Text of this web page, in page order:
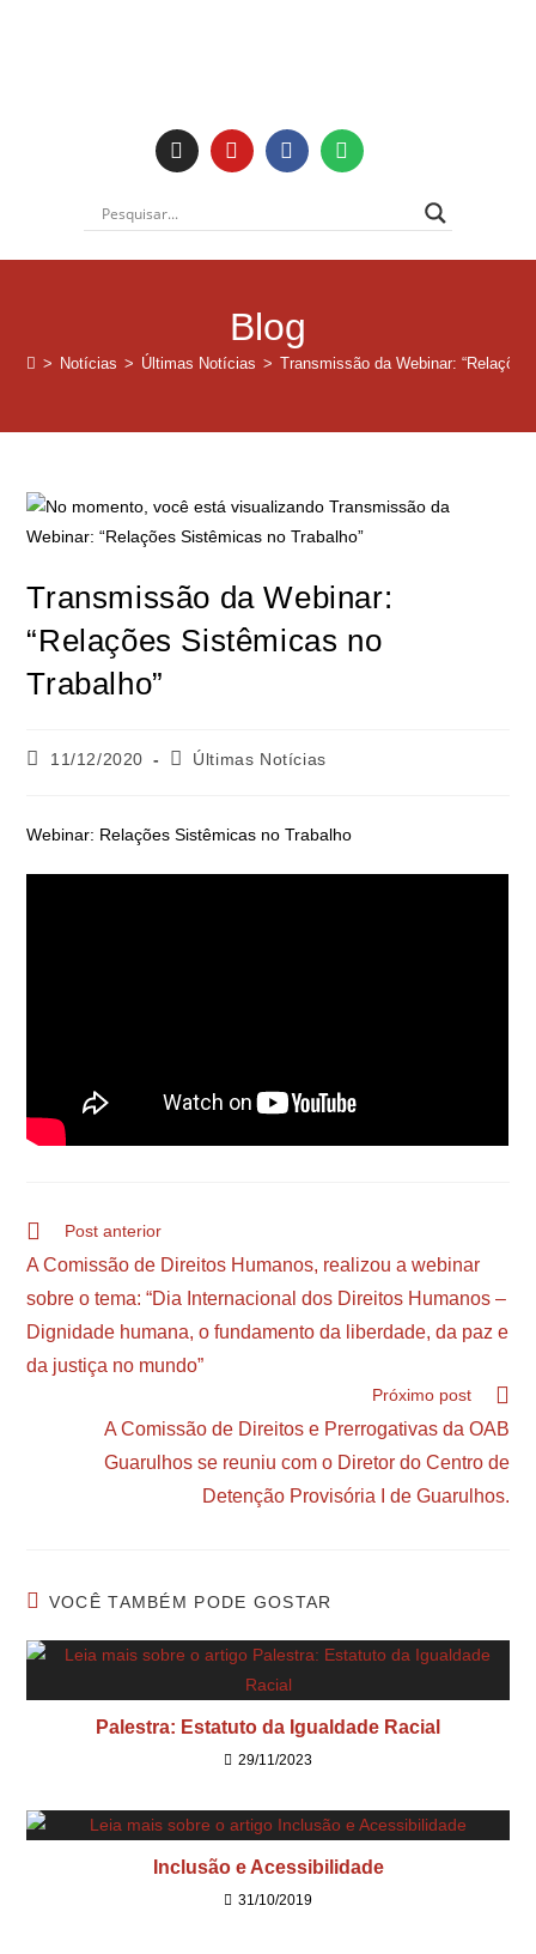
Blog
> Notícias > Últimas Notícias > Transmissão da Webinar:
Transmissão da Webinar:
“Relações Sistêmicas no
Trabalho”
11/12/2020 Últimas Notícias
Webinar: Relações Sistêmicas no Trabalho
Post anterior
A Comissão de Direitos Humanos, realizou a webinar
sobre o tema: “Dia Internacional dos Direitos Humanos –
Dignidade humana, o fundamento da liberdade, da paz e
da justiça no mundo”
Próximo post
A Comissão de Direitos e Prerrogativas da OAB
Guarulhos se reuniu com o Diretor do Centro de
Detenção Provisória I de Guarulhos.
VOCÊ TAMBÉM PODE GOSTAR
Palestra: Estatuto da Igualdade Racial
29/11/2023
Inclusão e Acessibilidade
31/10/2019